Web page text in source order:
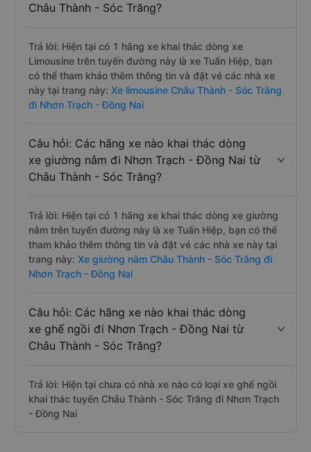
Châu Thành - Sóc Trăng?
Trả lời: Hiện tại có 1 hãng xe khai thác dòng xe
Limousine trên tuyến đường này là xe Tuấn Hiệp, bạn
có thể tham khảo thêm thông tin và đặt vé các nhà xe
này tại trang này: Xe limousine Châu Thành - Sóc Trăng
đi Nhơn Trạch - Đồng Nai
Câu hỏi: Các hãng xe nào khai thác dòng
xe giường nằm đi Nhơn Trạch - Đồng Nai từ
Châu Thành - Sóc Trăng?
Trả lời: Hiện tại có 1 hãng xe khai thác dòng xe giường
nằm trên tuyến đường này là xe Tuấn Hiệp, bạn có thể
tham khảo thêm thông tin và đặt vé các nhà xe này tại
trang này: Xe giường nằm Châu Thành - Sóc Trăng đi
Nhơn Trạch - Đồng Nai
Câu hỏi: Các hãng xe nào khai thác dòng
xe ghế ngồi đi Nhơn Trạch - Đồng Nai từ
Châu Thành - Sóc Trăng?
Trả lời: Hiện tại chưa có nhà xe nào có loại xe ghế ngồi
khai thác tuyến Châu Thành - Sóc Trăng đi Nhơn Trạch
- Đồng Nai